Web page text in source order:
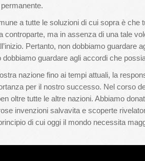
a tutte le soluzioni di cui sopra è
controparte, ma in assenza di una tale
Pertanto, non dobbiamo guardare
guardare agli accordi che
nazione fino ai tempi attuali, la
per il nostro successo. Nel corso
oltre tutte le altre nazioni. Abbiamo
invenzioni salvavita e scoperte
di cui oggi il mondo necessita